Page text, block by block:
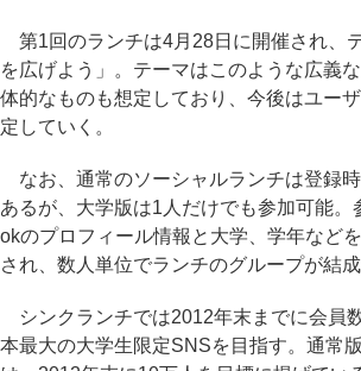
第1回のランチは4月28日に開催され、
を広げよう」。テーマはこのような広義
体的なものも想定しており、今後はユー
定していく。
なお、通常のソーシャルランチは登録
あるが、大学版は1人だけでも参加可能。
okのプロフィール情報と大学、学年など
され、数人単位でランチのグループが結成
シンクランチでは2012年末までに会員
本最大の大学生限定SNSを目指す。通常